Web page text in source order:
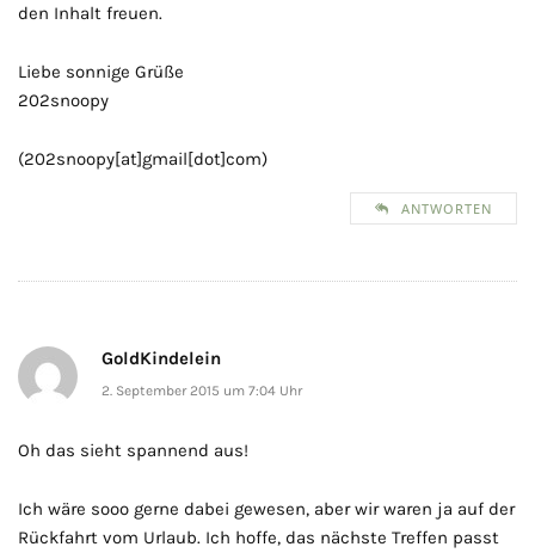
den Inhalt freuen.
Liebe sonnige Grüße
202snoopy
(202snoopy[at]gmail[dot]com)
ANTWORTEN
GoldKindelein
2. September 2015 um 7:04 Uhr
Oh das sieht spannend aus!
Ich wäre sooo gerne dabei gewesen, aber wir waren ja auf der
Rückfahrt vom Urlaub. Ich hoffe, das nächste Treffen passt